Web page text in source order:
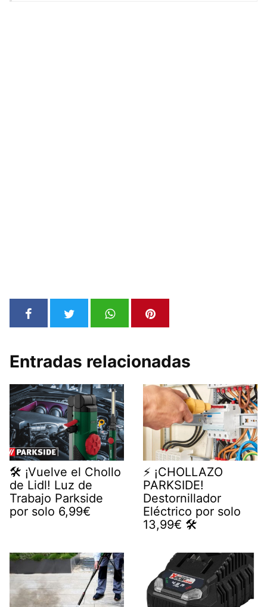
Entradas relacionadas
🛠️ ¡Vuelve el Chollo
de Lidl! Luz de
Trabajo Parkside
por solo 6,99€
⚡️ ¡CHOLLAZO
PARKSIDE!
Destornillador
Eléctrico por solo
13,99€ 🛠️